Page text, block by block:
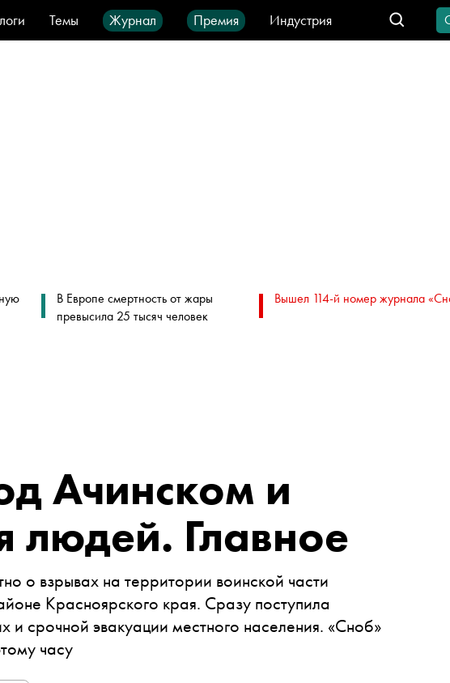
Темы Журнал Премия
Индустрия
Стиль
Видео Город IT-продукты
В Европе смертность от жары
превысила 25 тысяч человек
Вышел 114-й номер журнала
Ачинском и
людей. Главное
о взрывах на территории воинской части
Красноярского края. Сразу поступила
срочной эвакуации местного населения. «Сноб»
часу